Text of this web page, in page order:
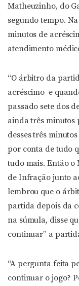
Matheuzinho, do
segundo tempo.
minutos de
atendimento
“O árbitro da
acréscimo e
passado sete dos
ainda três minutos
desses três
por conta de tudo
tudo mais. Então o
de Infração junto
lembrou que o
partida depois da
na súmula, disse
continuar” a
“A pergunta feita
continuar o jogo?